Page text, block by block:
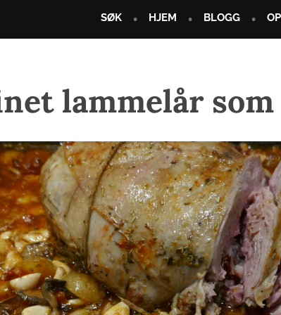
SØK HJEM BLOGG
lammelår